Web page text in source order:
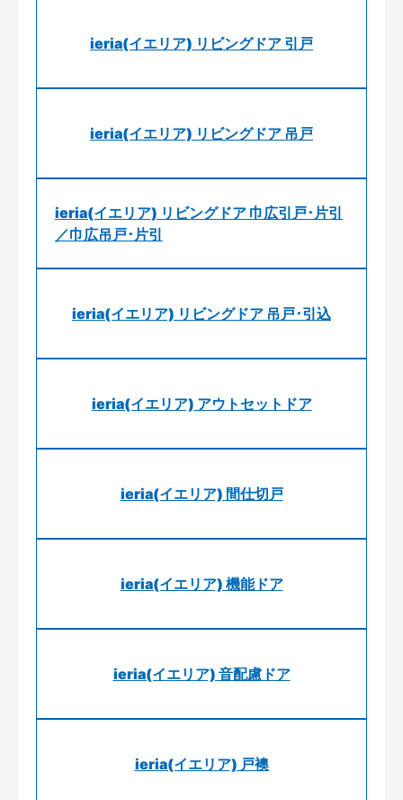
ieria(イエリア) リビングドア 引戸
ieria(イエリア) リビングドア 吊戸
ieria(イエリア) リビングドア 巾広引戸･片引
／巾広吊戸･片引
ieria(イエリア) リビングドア 吊戸･引込
ieria(イエリア) アウトセットドア
ieria(イエリア) 間仕切戸
ieria(イエリア) 機能ドア
ieria(イエリア) 音配慮ドア
ieria(イエリア) 戸襖